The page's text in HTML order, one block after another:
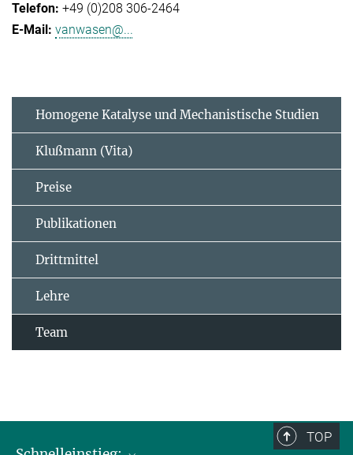
+49 (0)208 306-2464
vanwasen@...
Homogene Katalyse und Mechanistische Studien
Klußmann (Vita)
Preise
Publikationen
Drittmittel
Lehre
Team
TOP